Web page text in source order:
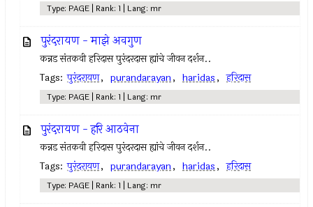
Type: PAGE | Rank: 1 | Lang: mr
पुरंदरायण - माझे अवगुण
कन्नड संतकवी हरिदास पुरंदरदास ह्यांचे जीवन दर्शन..
Tags: पुरंदरायण, purandarayan, haridas, हरिदास
Type: PAGE | Rank: 1 | Lang: mr
पुरंदरायण - हरि आठवेना
कन्नड संतकवी हरिदास पुरंदरदास ह्यांचे जीवन दर्शन..
Tags: पुरंदरायण, purandarayan, haridas, हरिदास
Type: PAGE | Rank: 1 | Lang: mr